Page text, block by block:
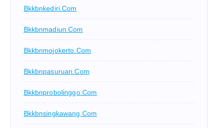
Bkkbnkediri.com
Bkkbnmadiun.com
Bkkbnmojokerto.com
Bkkbnpasuruan.com
Bkkbnprobolinggo.com
Bkkbnsingkawang.com